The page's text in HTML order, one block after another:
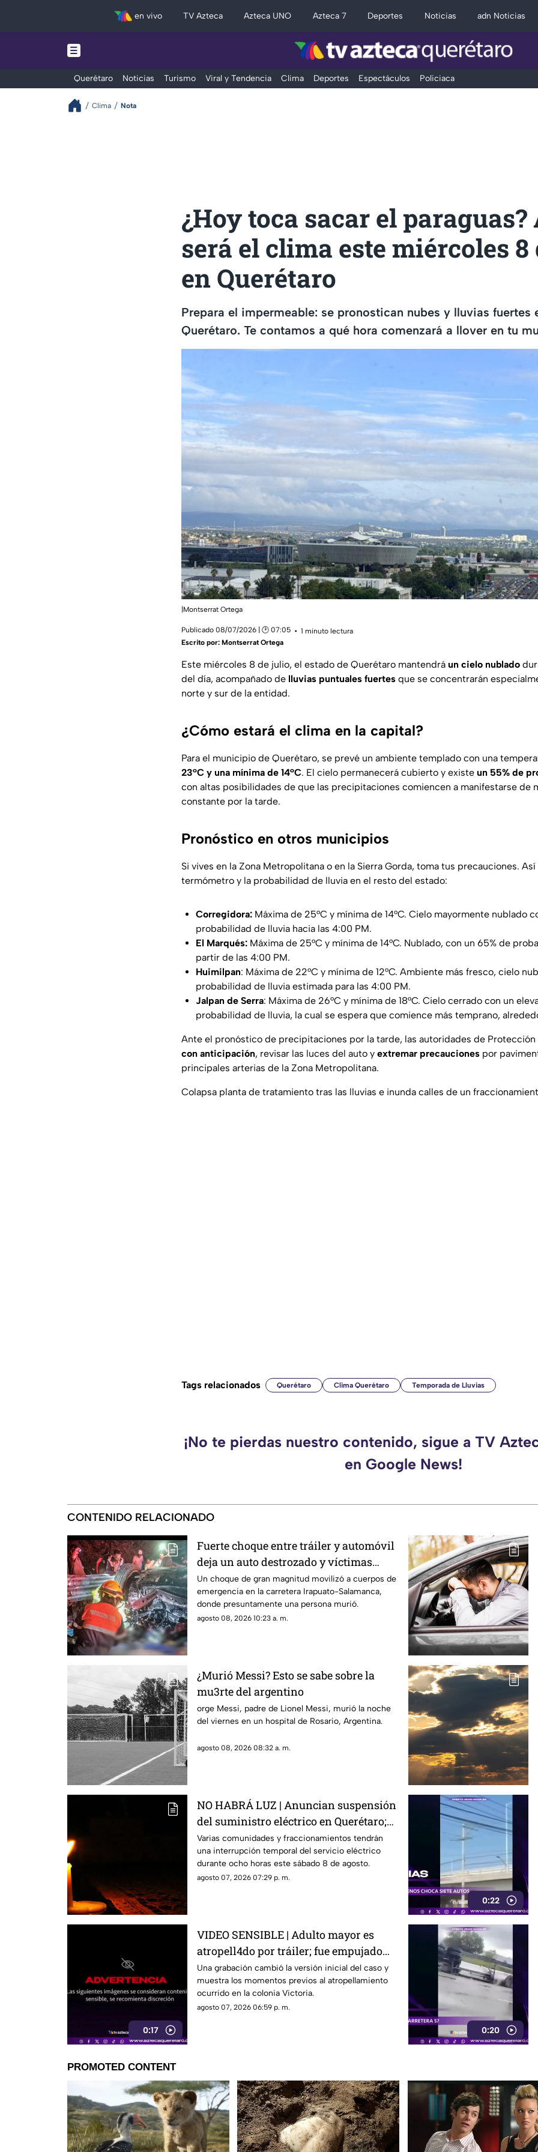
en vivo TV Azteca Azteca UNO Azteca 7 Deportes Noticias adn Noticias
Querétaro Noticias Turismo Viral y Tendencia Clima Deportes Espectáculos Policiaca
Clima Nota
¿Hoy toca sacar el paraguas?
será el clima este miércoles
en Querétaro
Prepara el impermeable: se pronostican nubes y lluvias fuertes
Querétaro. Te contamos a qué hora comenzará a llover en tu
|Montserrat Ortega
Publicado 08/07/2026 | 🕑 07:05
1 minuto lectura
Escrito por: Montserrat Ortega
Este miércoles 8 de julio, el estado de Querétaro mantendrá un cielo nublado
del día, acompañado de lluvias puntuales fuertes que se concentrarán
norte y sur de la entidad.
¿Cómo estará el clima en la capital?
Para el municipio de Querétaro, se prevé un ambiente templado con una
23°C y una mínima de 14°C. El cielo permanecerá cubierto y existe un 55% de
con altas posibilidades de que las precipitaciones comiencen a manifestarse de
constante por la tarde.
Pronóstico en otros municipios
Si vives en la Zona Metropolitana o en la Sierra Gorda, toma tus precauciones.
termómetro y la probabilidad de lluvia en el resto del estado:
Corregidora: Máxima de 25°C y mínima de 14°C. Cielo mayormente nublado
probabilidad de lluvia hacia las 4:00 PM.
El Marqués: Máxima de 25°C y mínima de 14°C. Nublado, con un 65% de
partir de las 4:00 PM.
Huimilpan: Máxima de 22°C y mínima de 12°C. Ambiente más fresco, cielo
probabilidad de lluvia estimada para las 4:00 PM.
Jalpan de Serra: Máxima de 26°C y mínima de 18°C. Cielo cerrado con un
probabilidad de lluvia, la cual se espera que comience más temprano,
Ante el pronóstico de precipitaciones por la tarde, las autoridades de
con anticipación, revisar las luces del auto y extremar precauciones por
principales arterias de la Zona Metropolitana.
Colapsa planta de tratamiento tras las lluvias e inunda calles de un
Tags relacionados Querétaro Clima Querétaro Temporada de Lluvias
¡No te pierdas nuestro contenido, sigue a TV
en Google News!
CONTENIDO RELACIONADO
Fuerte choque entre tráiler y automóvil
deja un auto destrozado y víctimas
m0rt4les en la Irapuato Salamanca
Un choque de gran magnitud movilizó a cuerpos de
emergencia en la carretera Irapuato-Salamanca,
donde presuntamente una persona murió.
agosto 08, 2026 10:23 a. m.
¿Murió Messi? Esto se sabe sobre la
mu3rte del argentino
orge Messi, padre de Lionel Messi, murió la noche
del viernes en un hospital de Rosario, Argentina.
agosto 08, 2026 08:32 a. m.
NO HABRÁ LUZ | Anuncian suspensión
del suministro eléctrico en Querétaro;
estás serán las zonas afectadas
Varias comunidades y fraccionamientos tendrán
una interrupción temporal del servicio eléctrico
durante ocho horas este sábado 8 de agosto.
agosto 07, 2026 07:29 p. m.
0:22
0:17
VIDEO SENSIBLE | Adulto mayor es
atropell4do por tráiler; fue empujado
antes de m0rir
Una grabación cambió la versión inicial del caso y
muestra los momentos previos al atropellamiento
ocurrido en la colonia Victoria.
agosto 07, 2026 06:59 p. m.
0:20